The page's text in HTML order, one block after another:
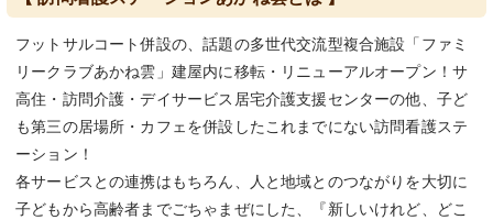
フットサルコート併設の、話題の多世代交流型複合施設「ファミ
リークラブあかね雲」建屋内に移転・リニューアルオープン！サ
高住・訪問介護・デイサービス居宅介護支援センターの他、子ど
も第三の居場所・カフェを併設したこれまでにない訪問看護ステ
ーション！
各サービスとの連携はもちろん、人と地域とのつながりを大切に
子どもから高齢者までごちゃまぜにした、『新しいけれど、どこ